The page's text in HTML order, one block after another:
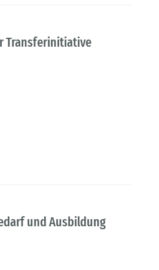
Transferinitiative
und Ausbildung